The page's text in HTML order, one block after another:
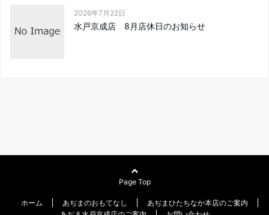
2026年7月22日
水戸京成店 8月店休日のお知らせ
Page Top
ホーム あぢまのおもてなし
あぢまひたちなか本店のご案内